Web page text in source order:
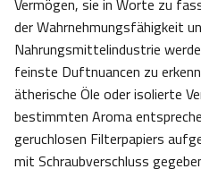
Vermögen, sie in Worte zu
der Wahrnehmungsfähigkeit
Nahrungsmittelindustrie
feinste Duftnuancen zu
ätherische Öle oder isolierte
bestimmten Aroma
geruchlosen Filterpapiers
mit Schraubverschluss